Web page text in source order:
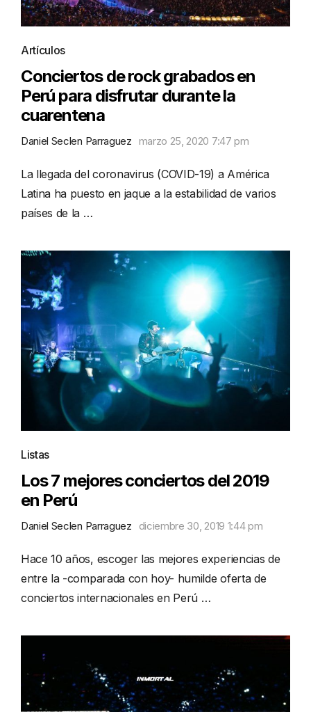
Artículos
Conciertos de rock grabados en
Perú para disfrutar durante la
cuarentena
Daniel Seclen Parraguez marzo 25, 2020 7:47 pm
La llegada del coronavirus (COVID-19) a América
Latina ha puesto en jaque a la estabilidad de varios
países de la …
Listas
Los 7 mejores conciertos del 2019
en Perú
Daniel Seclen Parraguez diciembre 30, 2019 1:44 pm
Hace 10 años, escoger las mejores experiencias de
entre la -comparada con hoy- humilde oferta de
conciertos internacionales en Perú …